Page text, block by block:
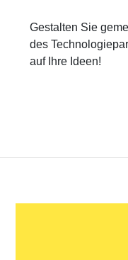
Gestalten Sie
des
auf Ihre Ideen!